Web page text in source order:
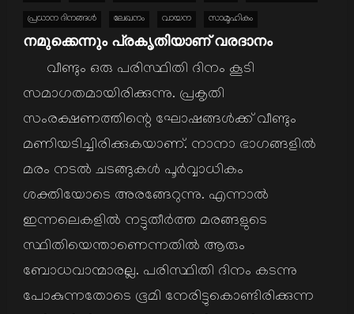
പ്രധാന ദിനങ്ങള്‍ ലേഖനം വായന സാമൂഹികം
നമുക്കെന്നും പ്രകൃതിയാണ് വരദാനം
വീണ്ടും ഒരു പരിസ്ഥിതി ദിനം കൂടി
സമാഗതമായിരിക്കുന്നു. പ്രകൃതി
സംരക്ഷണത്തിന്റെ ഘോഷങ്ങള്‍ക്ക് വീണ്ടും
മണിയടിച്ചിരിക്കുകയാണ്. നാനാ ഭാഗങ്ങളില്‍
മരം നടല്‍ ചടങ്ങുകള്‍ പൂര്‍വ്വാധികം
ശക്തിയോടെ അരങ്ങേറുന്നു. എന്നാല്‍
ഇന്നലെകളില്‍ നട്ടുതീര്‍ത്ത മരങ്ങളുടെ
സ്ഥിതിയെന്താണെന്നതില്‍ ആരും
ബോധവാന്മാരല്ല. പരിസ്ഥിതി ദിനം കടന്നു
പോകുന്നതോടെ ഭൂമി നേരിട്ടുകൊണ്ടിരിക്കുന്ന